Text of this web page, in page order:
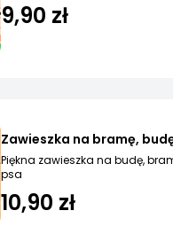
9,90 zł
Zawieszka na bramę,
Piękna zawieszka na budę,
psa
10,90 zł